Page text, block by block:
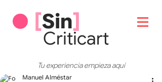
[Sin]
Criticart
Tu experiencia empieza aquí
Manuel Alméstar